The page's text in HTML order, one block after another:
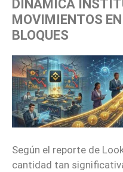
DINÁMICA
MOVIMIENTOS
BLOQUES
Según el reporte de
cantidad tan